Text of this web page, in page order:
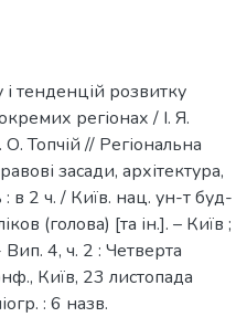
тенденцій розвитку
регіонах / І. Я.
Топчій // Регіональна
засади, архітектура,
: в 2 ч. / Київ. нац. ун-т буд-
(голова) [та ін.]. – Київ ;
4, ч. 2 : Четверта
Київ, 23 листопада
: 6 назв.